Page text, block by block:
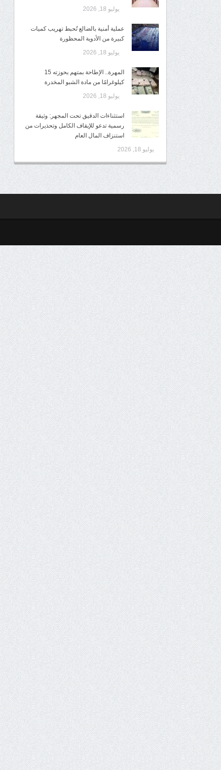
يوليو 18, 2026
عملية أمنية بالضالع تُحبط تهريب كميات
كبيرة من الأدوية المحظورة
يوليو 18, 2026
المهرة.. الإطاحة بمتهم بحوزته 15
كيلوغرامًا من مادة الشبو المخدرة
يوليو 18, 2026
استثناءات الدقيق تحت المجهر: وثيقة
رسمية تدعو للإيقاف الكامل وتحذيرات من
استنزاف المال العام
يوليو 18, 2026